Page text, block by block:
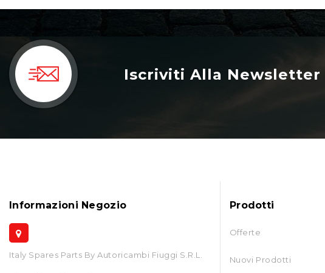
Iscriviti Alla Newsletter
Informazioni Negozio
Italy Spares Parts By Autoricambi Fiuggi S.r.l.
Prodotti
Offerte
Nuovi Prodotti